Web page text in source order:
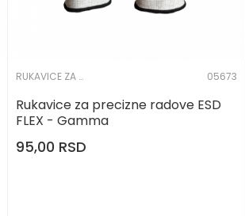
RUKAVICE ZA PRECIZNE RADOVE 05673
Rukavice za precizne radove ESD
FLEX - Gamma
95,00 RSD